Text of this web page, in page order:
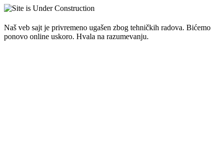
Naš veb sajt je privremeno ugašen zbog tehničkih radova. Bićemo
ponovo online uskoro. Hvala na razumevanju.